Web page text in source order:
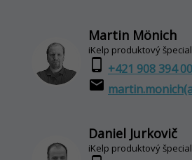
Martin Mönich
iKelp produktový
phone_android +421 908 394
email
Daniel Jurkovič
iKelp produktový